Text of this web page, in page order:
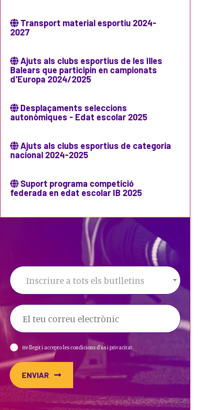
Transport material esportiu 2024-
2027
Ajuts als clubs esportius de les Illes
Balears que participin en campionats
d'Europa 2024/2025
Desplaçaments seleccions
autonòmiques - Edat escolar 2025
Ajuts als clubs esportius de categoria
nacional 2024-2025
Suport programa competició
federada en edat escolar IB 2025
Inscriure a tots els butlletins
He llegit i accepto les condicions d'ús i privacitat.
ENVIAR